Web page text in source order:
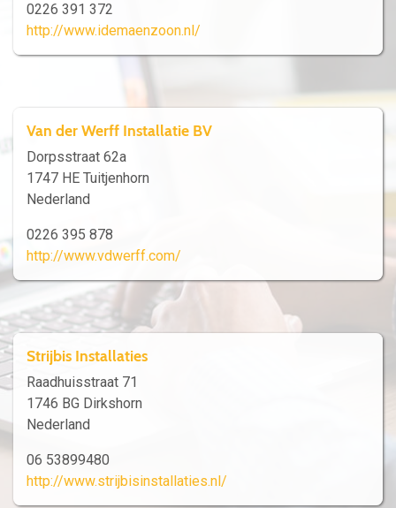
0226 391 372
http://www.idemaenzoon.nl/
Van der Werff Installatie BV
Dorpsstraat 62a
1747 HE Tuitjenhorn
Nederland
0226 395 878
http://www.vdwerff.com/
Strijbis Installaties
Raadhuisstraat 71
1746 BG Dirkshorn
Nederland
06 53899480
http://www.strijbisinstallaties.nl/